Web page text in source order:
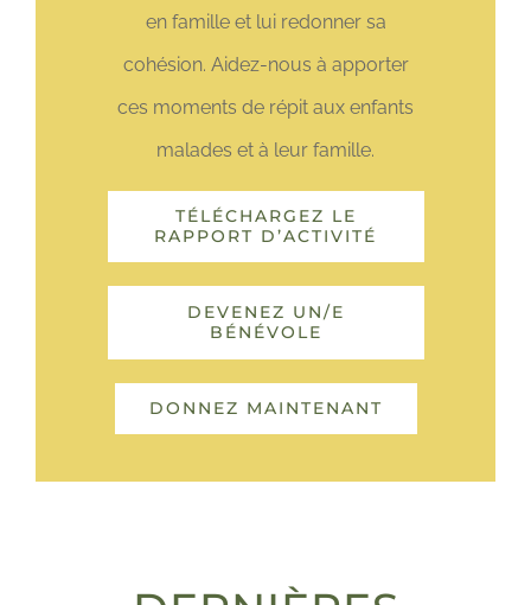
en famille et lui redonner sa
cohésion. Aidez-nous à apporter
ces moments de répit aux enfants
malades et à leur famille.
TÉLÉCHARGEZ LE
RAPPORT D’ACTIVITÉ
DEVENEZ UN/E
BÉNÉVOLE
DONNEZ MAINTENANT